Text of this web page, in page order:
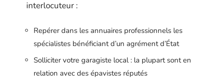
interlocuteur :
Repérer dans les annuaires professionnels les
spécialistes bénéficiant d’un agrément d’État
Solliciter votre garagiste local : la plupart sont en
relation avec des épavistes réputés